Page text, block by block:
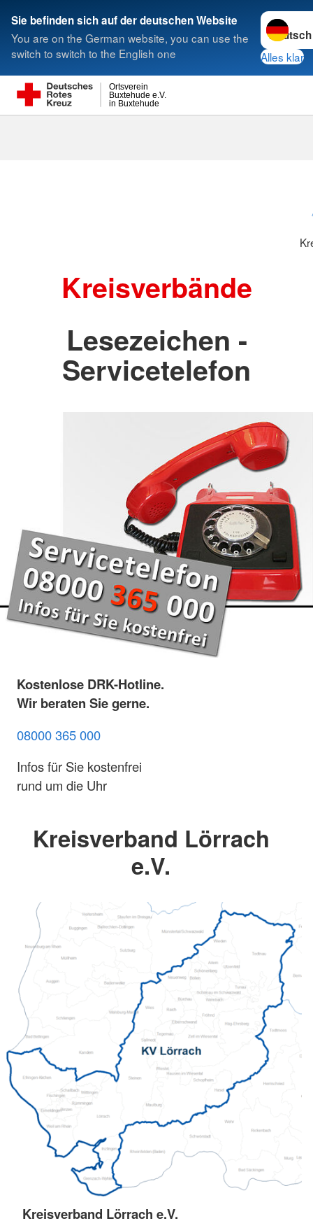
Sie befinden sich auf der deutschen Website
You are on the German website, you can use the
switch to switch to the English one
Sprache
Alles klar
in Buxtehude
Buxtehude e.V.
Ortsverein
Suche
Kreisverbände
Lesezeichen -
Servicetelefon
Kostenlose DRK-Hotline.
Wir beraten Sie gerne.
08000 365 000
Infos für Sie kostenfrei
rund um die Uhr
Kreisverband Lörrach
e.V.
Kreisverband Lörrach e.V.